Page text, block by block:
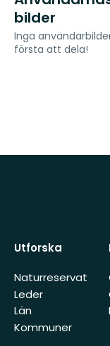
bilder
Inga
första att dela!
Utforska
Naturreservat
Leder
Län
Kommuner